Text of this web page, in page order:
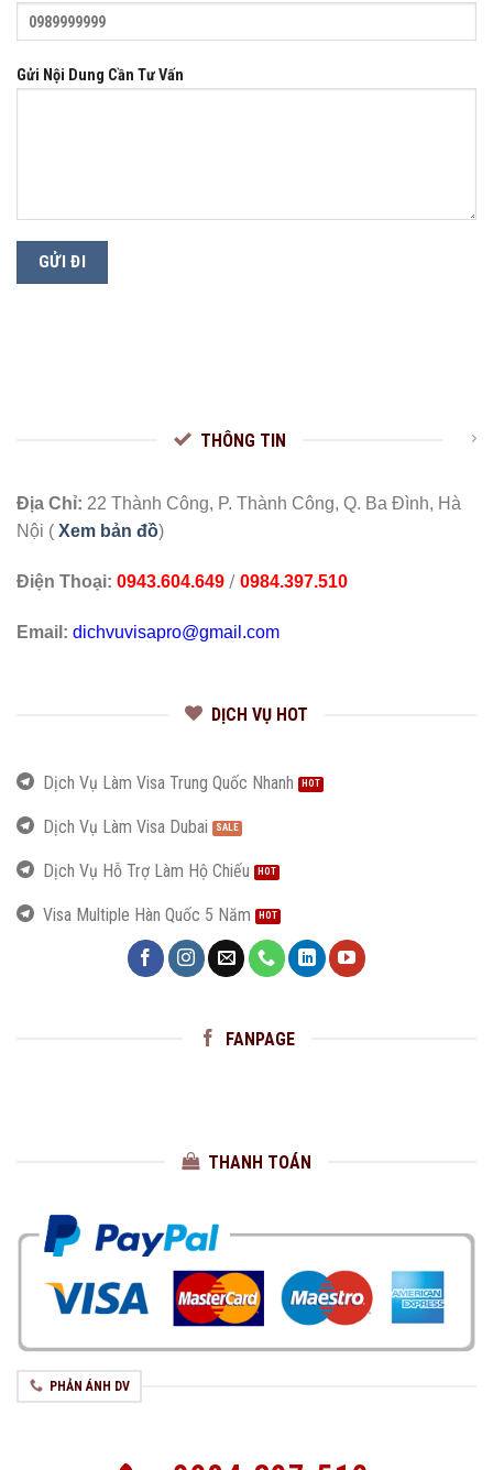
Gửi Nội Dung Cần Tư Vấn
THÔNG TIN
Địa Chỉ: 22 Thành Công, P. Thành Công, Q. Ba Đình, Hà
Nội ( Xem bản đồ)
Điện Thoại: 0943.604.649 / 0984.397.510
Email: dichvuvisapro@gmail.com
DỊCH VỤ HOT
Dịch Vụ Làm Visa Trung Quốc Nhanh
Dịch Vụ Làm Visa Dubai
Dịch Vụ Hỗ Trợ Làm Hộ Chiếu
Visa Multiple Hàn Quốc 5 Năm
FANPAGE
THANH TOÁN
PHẢN ÁNH DV